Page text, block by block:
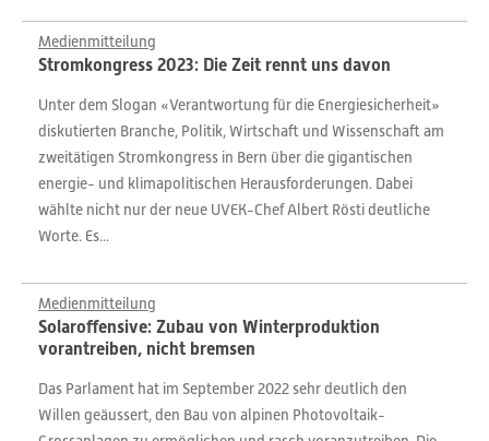
Medienmitteilung
Stromkongress 2023: Die Zeit rennt uns davon
Unter dem Slogan «Verantwortung für die Energiesicherheit»
diskutierten Branche, Politik, Wirtschaft und Wissenschaft am
zweitätigen Stromkongress in Bern über die gigantischen
energie- und klimapolitischen Herausforderungen. Dabei
wählte nicht nur der neue UVEK-Chef Albert Rösti deutliche
Worte. Es...
Medienmitteilung
Solaroffensive: Zubau von Winterproduktion
vorantreiben, nicht bremsen
Das Parlament hat im September 2022 sehr deutlich den
Willen geäussert, den Bau von alpinen Photovoltaik-